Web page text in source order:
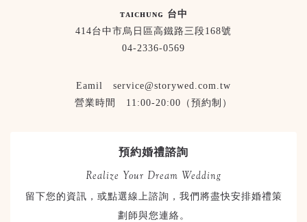
ᴛᴀɪᴄʜᴜɴɢ 台中
414台中市烏日區高鐵路三段168號
04-2336-0569
Eamil service@storywed.com.tw
營業時間 11:00-20:00（預約制）
預約婚禮諮詢
Realize Your Dream Wedding
留下您的資訊，或點選線上諮詢，我們將盡快安排婚禮策
劃師與您連絡。